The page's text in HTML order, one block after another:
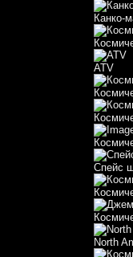
Канко-
АТV
Спейс
North